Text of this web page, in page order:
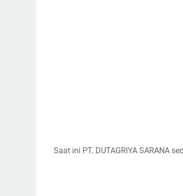
Saat ini PT. DUTAGRIYA SARANA